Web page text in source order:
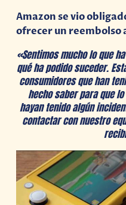
Amazon se vio
ofrecer un reembolso
«Sentimos mucho lo que
qué ha podido suceder.
consumidores que han
hecho saber para que
hayan tenido algún
contactar con nuestro